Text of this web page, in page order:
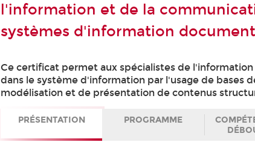
l'information et de la
systèmes d'information
Ce certificat permet aux spécialistes de
dans le système d'information par l'usage de bases
modélisation et de présentation de contenus
PRÉSENTATION PROGRAMME